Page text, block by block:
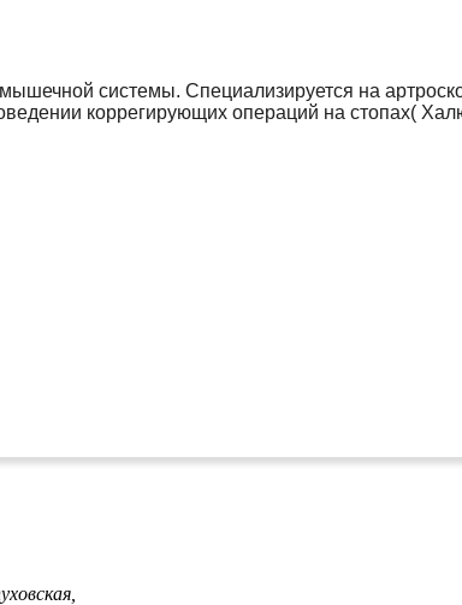
системы. Специализируется на
коррегирующих операций на стопах(